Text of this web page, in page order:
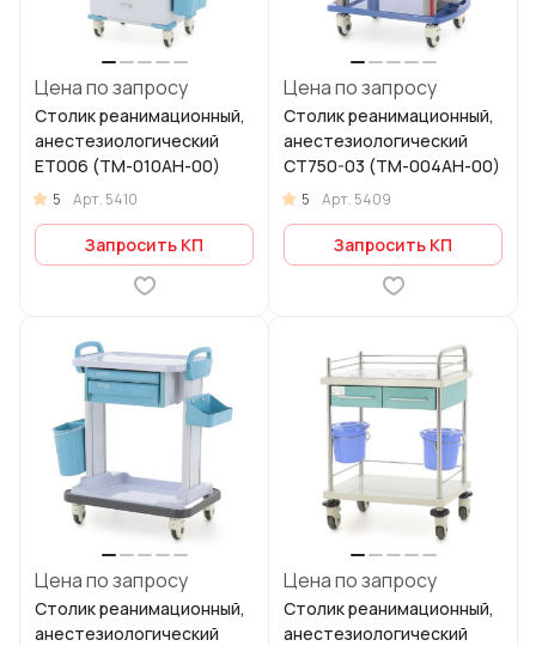
Цена по запросу
Столик реанимационный,
анестезиологический
ET006 (ТМ-010АН-00)
5 Арт. 5410
Запросить КП
Цена по запросу
Столик реанимационный,
анестезиологический
CT750-03 (ТМ-004АН-00)
5 Арт. 5409
Запросить КП
Цена по запросу
Столик реанимационный,
анестезиологический
Цена по запросу
Столик реанимационный,
анестезиологический